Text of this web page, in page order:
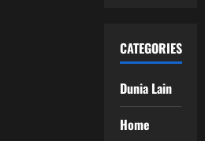
CATEGORIES
Dunia Lain
Home